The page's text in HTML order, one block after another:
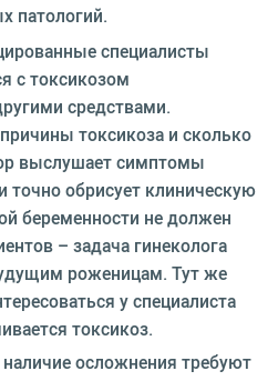
патологий.
специалисты
с токсикозом
средствами.
токсикоза и сколько
выслушает симптомы
точно обрисует клиническую
беременности не должен
– задача гинеколога
роженицам. Тут же
у специалиста
токсикоз.
осложнения требуют